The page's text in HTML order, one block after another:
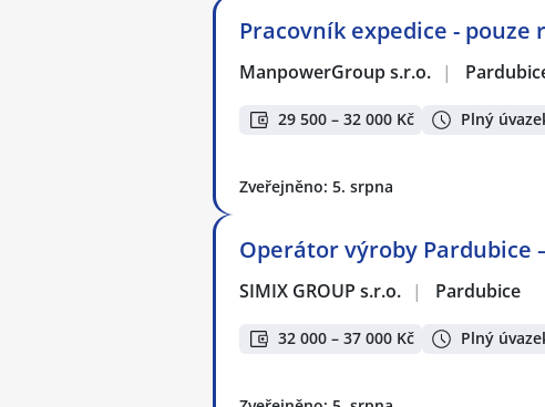
Pracovník expedice - pouze
ManpowerGroup s.r.o. |
29 500 – 32 000 Kč Plný
Zveřejněno: 5. srpna
Operátor výroby Pardubice
SIMIX GROUP s.r.o. | Pardubice
32 000 – 37 000 Kč Plný